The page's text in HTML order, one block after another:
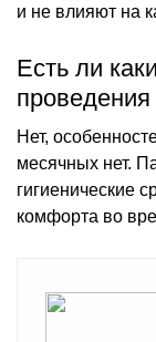
и не влияют на
Есть ли
Нет,
месячных нет.
гигиенические
комфорта во